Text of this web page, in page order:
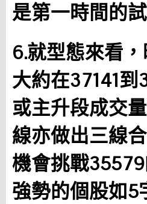
是第一時間的
6.就型態來看
大約在37141
或主升段成交
線亦做出三線
機會挑戰
強勢的個股如5